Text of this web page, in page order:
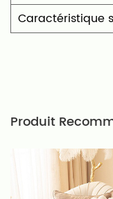
Caractéristique
Produit